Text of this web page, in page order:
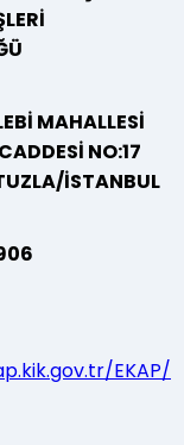
MAHALLESİ
NO:17
İSTANBUL
EKAP/